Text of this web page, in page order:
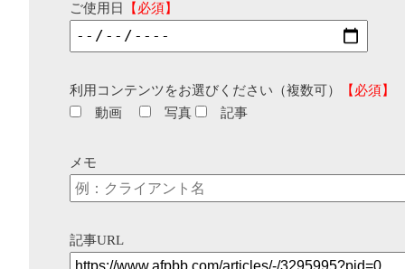
ご使用日 【必須】
利用コンテンツをお選びください（複数可）
【必須】
動画
写真 記事
メモ
記事URL